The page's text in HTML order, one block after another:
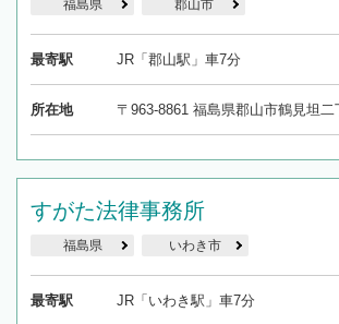
福島県 郡山市
最寄駅 JR「郡山駅」車7分
所在地 〒963-8861 福島県郡山市鶴見坦二
すがた法律事務所
福島県 いわき市
最寄駅 JR「いわき駅」車7分